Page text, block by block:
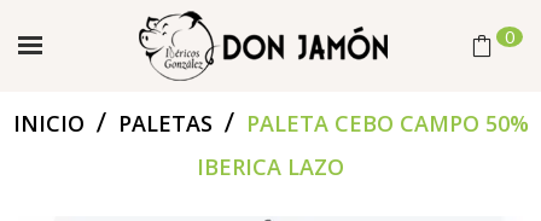
0
INICIO / PALETAS / PALETA CEBO CAMPO 50%
IBERICA LAZO